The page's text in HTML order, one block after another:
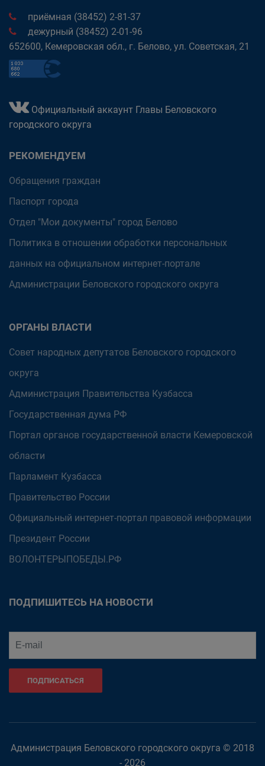
приёмная (38452) 2-81-37
дежурный (38452) 2-01-96
652600, Кемеровская обл., г. Белово, ул. Советская, 21
Официальный аккаунт Главы Беловского
городского округа
РЕКОМЕНДУЕМ
Обращения граждан
Паспорт города
Отдел "Мои документы" город Белово
Политика в отношении обработки персональных
данных на официальном интернет-портале
Администрации Беловского городского округа
ОРГАНЫ ВЛАСТИ
Совет народных депутатов Беловского городского
округа
Администрация Правительства Кузбасса
Государственная дума РФ
Портал органов государственной власти Кемеровской
области
Парламент Кузбасса
Правительство России
Официальный интернет-портал правовой информации
Президент России
ВОЛОНТЕРЫПОБЕДЫ.РФ
ПОДПИШИТЕСЬ НА НОВОСТИ
ПОДПИСАТЬСЯ
Администрация Беловского городского округа © 2018
- 2026